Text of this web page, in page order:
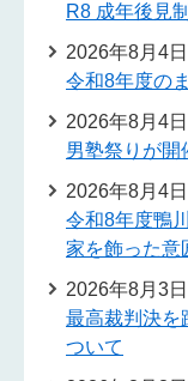
R8 成年後見
2026年8月4
令和8年度の
2026年8月4
男塾祭りが開
2026年8月4
令和8年度鴨
家を飾った意
2026年8月3
最高裁判決を
ついて